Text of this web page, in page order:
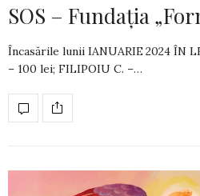
SOS – Fundația
Încasările lunii IANUARIE 2024 ÎN
– 100 lei; FI­LIPOIU C. –…